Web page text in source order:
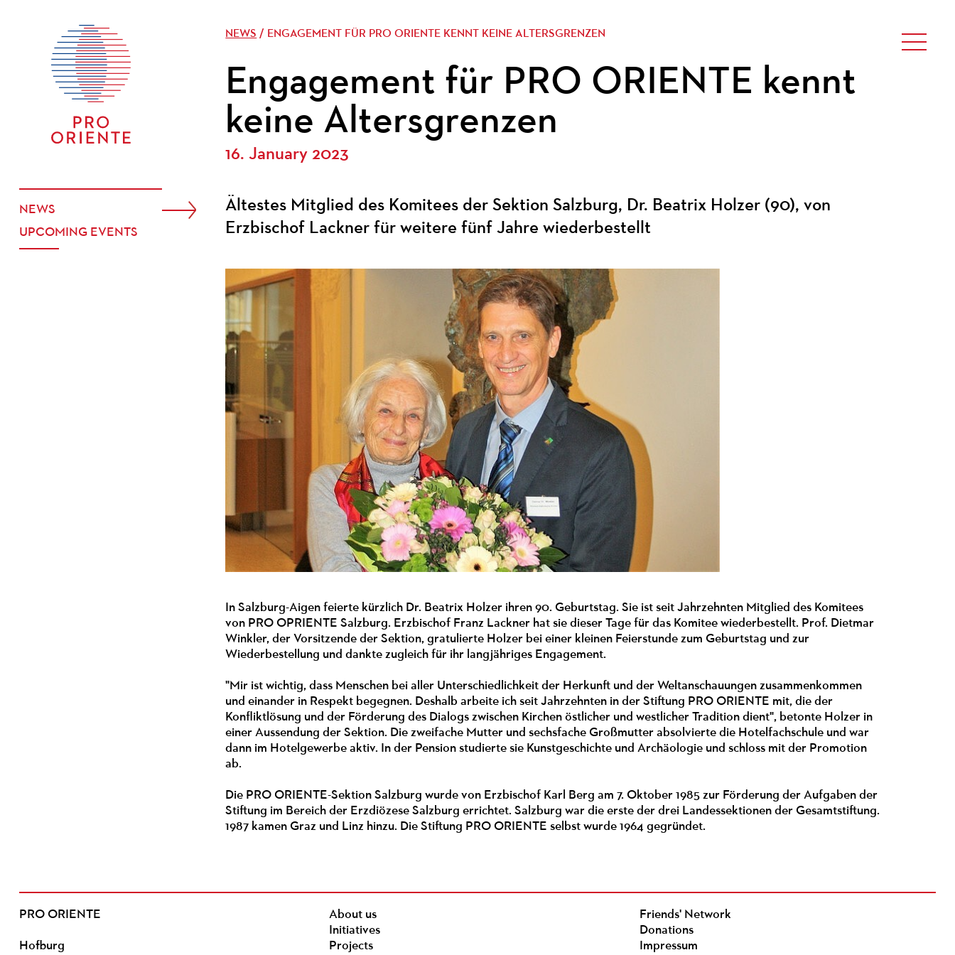
NEWS
UPCOMING EVENTS
NEWS / ENGAGEMENT FÜR PRO ORIENTE KENNT KEINE ALTERSGRENZEN
Engagement für PRO ORIENTE kennt
keine Altersgrenzen
16. January 2023
Ältestes Mitglied des Komitees der Sektion Salzburg, Dr. Beatrix Holzer (90), von
Erzbischof Lackner für weitere fünf Jahre wiederbestellt
In Salzburg-Aigen feierte kürzlich Dr. Beatrix Holzer ihren 90. Geburtstag. Sie ist seit Jahrzehnten Mitglied des Komitees
von PRO OPRIENTE Salzburg. Erzbischof Franz Lackner hat sie dieser Tage für das Komitee wiederbestellt. Prof. Dietmar
Winkler, der Vorsitzende der Sektion, gratulierte Holzer bei einer kleinen Feierstunde zum Geburtstag und zur
Wiederbestellung und dankte zugleich für ihr langjähriges Engagement.
"Mir ist wichtig, dass Menschen bei aller Unterschiedlichkeit der Herkunft und der Weltanschauungen zusammenkommen
und einander in Respekt begegnen. Deshalb arbeite ich seit Jahrzehnten in der Stiftung PRO ORIENTE mit, die der
Konfliktlösung und der Förderung des Dialogs zwischen Kirchen östlicher und westlicher Tradition dient", betonte Holzer in
einer Aussendung der Sektion. Die zweifache Mutter und sechsfache Großmutter absolvierte die Hotelfachschule und war
dann im Hotelgewerbe aktiv. In der Pension studierte sie Kunstgeschichte und Archäologie und schloss mit der Promotion
ab.
Die PRO ORIENTE-Sektion Salzburg wurde von Erzbischof Karl Berg am 7. Oktober 1985 zur Förderung der Aufgaben der
Stiftung im Bereich der Erzdiözese Salzburg errichtet. Salzburg war die erste der drei Landessektionen der Gesamtstiftung.
1987 kamen Graz und Linz hinzu. Die Stiftung PRO ORIENTE selbst wurde 1964 gegründet.
PRO ORIENTE
Hofburg
About us
Initiatives
Projects
Friends' Network
Donations
Impressum